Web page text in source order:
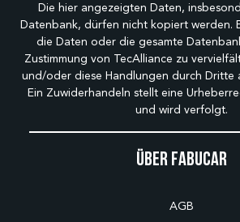
Über Fabucar
AGB
Die hier angezeigten Daten,
Datenbank, dürfen nicht kopiert werden.
die Daten oder die gesamte
Zustimmung von TecAlliance zu
und/oder diese Handlungen durch Dritte
Ein Zuwiderhandeln stellt eine
und wird verfolgt.